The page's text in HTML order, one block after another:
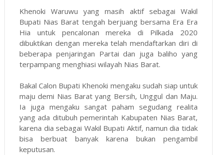
Khenoki Waruwu yang masih aktif sebagai Wakil
Bupati Nias Barat tengah berjuang bersama Era Era
Hia untuk pencalonan mereka di Pilkada 2020
dibuktikan dengan mereka telah mendaftarkan diri di
beberapa penjaringan Partai dan juga baliho yang
terpampang menghiasi wilayah Nias Barat.
Bakal Calon Bupati Khenoki mengaku sudah siap untuk
maju demi Nias Barat yang Bersih, Unggul dan Maju.
Ia juga mengaku sangat paham segudang realita
yang ada ditubuh pemerintah Kabupaten Nias Barat,
karena dia sebagai Wakil Bupati Aktif, namun dia tidak
bisa berbuat banyak karena bukan pengambil
keputusan.